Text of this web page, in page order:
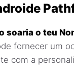
o teu
fornecer um
com a